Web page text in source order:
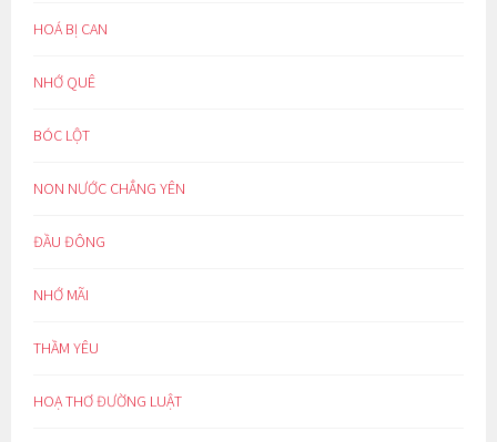
HOÁ BỊ CAN
NHỚ QUÊ
BÓC LỘT
NON NƯỚC CHẲNG YÊN
ĐẦU ĐÔNG
NHỚ MÃI
THẦM YÊU
HOẠ THƠ ĐƯỜNG LUẬT